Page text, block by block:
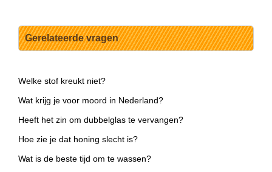
Gerelateerde vragen
Welke stof kreukt niet?
Wat krijg je voor moord in Nederland?
Heeft het zin om dubbelglas te vervangen?
Hoe zie je dat honing slecht is?
Wat is de beste tijd om te wassen?